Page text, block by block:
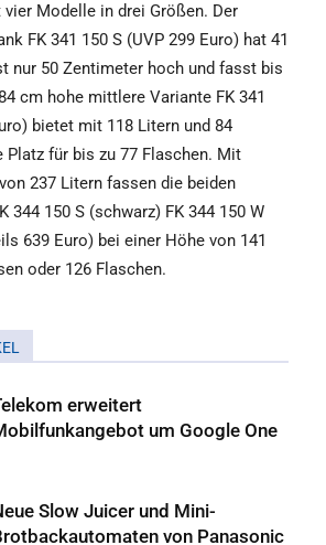
Modelle in drei Größen. Der
FK 341 150 S (UVP 299 Euro) hat 41
nur 50 Zentimeter hoch und fasst bis
cm hohe mittlere Variante FK 341
bietet mit 118 Litern und 84
Platz für bis zu 77 Flaschen. Mit
237 Litern fassen die beiden
344 150 S (schwarz) FK 344 150 W
639 Euro) bei einer Höhe von 141
oder 126 Flaschen.
erweitert
um Google One
Slow Juicer und Mini-
von Panasonic